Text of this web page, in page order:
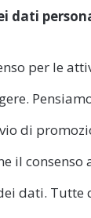
dati
per le
di
il consenso
dati.